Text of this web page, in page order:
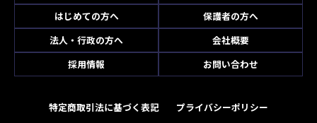
はじめての方へ
保護者の方へ
法人・行政の方へ
会社概要
採用情報
お問い合わせ
特定商取引法に基づく表記 プライバシーポリシー